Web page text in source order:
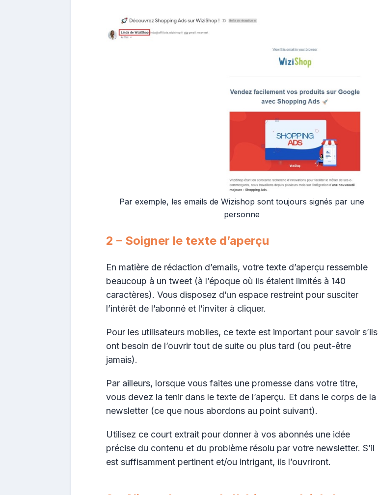
Par exemple, les emails de Wizishop sont toujours signés par une
personne
2 – Soigner le texte d’aperçu
En matière de rédaction d’emails, votre texte d’aperçu ressemble
beaucoup à un tweet (à l’époque où ils étaient limités à 140
caractères). Vous disposez d’un espace restreint pour susciter
l’intérêt de l’abonné et l’inviter à cliquer.
Pour les utilisateurs mobiles, ce texte est important pour savoir s’ils
ont besoin de l’ouvrir tout de suite ou plus tard (ou peut-être
jamais).
Par ailleurs, lorsque vous faites une promesse dans votre titre,
vous devez la tenir dans le texte de l’aperçu. Et dans le corps de la
newsletter (ce que nous abordons au point suivant).
Utilisez ce court extrait pour donner à vos abonnés une idée
précise du contenu et du problème résolu par votre newsletter. S’il
est suffisamment pertinent et/ou intrigant, ils l’ouvriront.